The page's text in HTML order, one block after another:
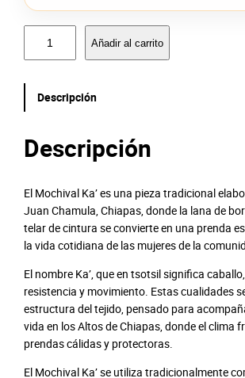
h
a
l
a
c
a
t
i
d
a
d
Añadir al carrito
Descripción
Descripción
El Mochival Ka’ es una pieza tradicional
Juan Chamula, Chiapas, donde la lana de
telar de cintura se convierte en una prenda
la vida cotidiana de las mujeres de la
El nombre Ka’, que en tsotsil significa
resistencia y movimiento. Estas cualidades
estructura del tejido, pensado para
vida en los Altos de Chiapas, donde el clima
prendas cálidas y protectoras.
El Mochival Ka’ se utiliza tradicionalmente